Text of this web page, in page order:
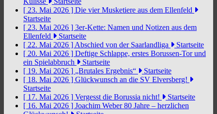
[ 23. Mai 2026 ] Die vier Musketiere aus dem Ellenfeld
Startseite
[ 23. Mai 2026 ] 3er-Kette: Namen und Notizen aus dem
Ellenfeld
Startseite
[ 22. Mai 2026 ] Abschied von der Saarlandliga
Startseite
[ 20. Mai 2026 ] Deftige Schlappe, erstes Borussen-Tor und
ein Spielabbruch
Startseite
[ 19. Mai 2026 ] „Brutales Ergebnis“
Startseite
[ 18. Mai 2026 ] Glückwunsch an die SV Elversberg!
Startseite
[ 17. Mai 2026 ] Vergesst die Borussia nicht!
Startseite
[ 16. Mai 2026 ] Joachim Weber 80 Jahre – herzlichen